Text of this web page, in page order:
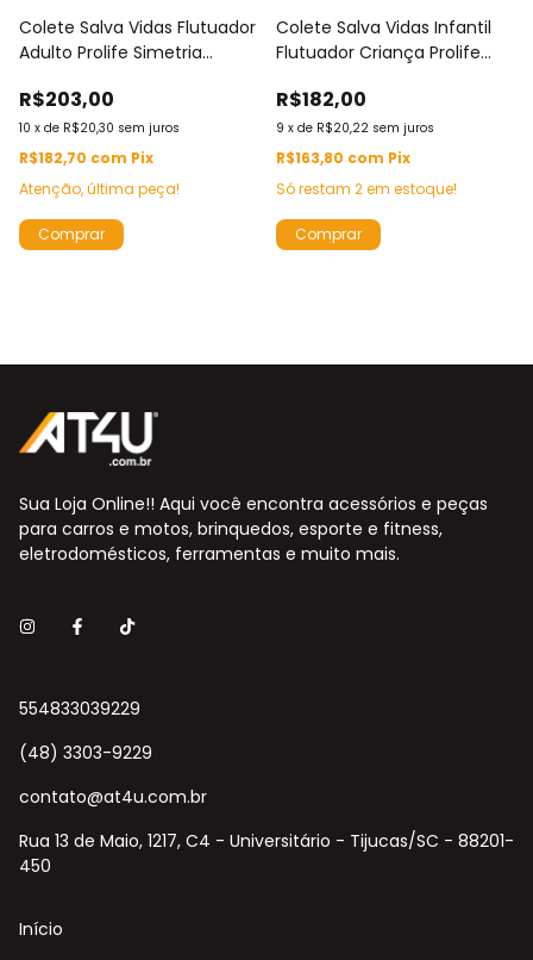
Colete Salva Vidas Flutuador
Adulto Prolife Simetria
até 150kg
R$203,00
10 x de R$20,30 sem juros
R$182,70 com Pix
Atenção, última peça!
Comprar
Colete Salva Vidas Infantil
Flutuador Criança Prolife
Caiaque até 50kg
R$182,00
9 x de R$20,22 sem juros
R$163,80 com Pix
Só restam 2em estoque!
Comprar
Sua Loja Online!! Aqui você encontra acessórios e peças
para carros e motos, brinquedos, esporte e fitness,
eletrodomésticos, ferramentas e muito mais.
554833039229
(48) 3303-9229
contato@at4u.com.br
Rua 13 de Maio, 1217, C4 - Universitário - Tijucas/SC - 88201-
450
Início